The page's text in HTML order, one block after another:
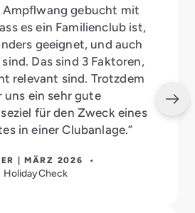
Ampflwang gebucht mit
es ein Familienclub ist,
geeignet, und auch
Das sind 3 Faktoren,
relevant sind. Trotzdem
uns ein sehr gute
für den Zweck eines
in einer Clubanlage.”
| MÄRZ 2026 •
HolidayCheck